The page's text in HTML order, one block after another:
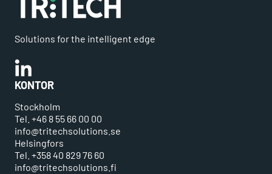
Solutions for the intelligent edge
Linkedin
KONTOR
Stockholm
Tel. +46 8 55 66 00 00
info@tritechsolutions.se
Helsingfors
Tel. +358 40 829 76 60
info@tritechsolutions.fi